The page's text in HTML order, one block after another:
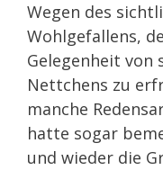
Wegen des
Wohlgefallens,
Gelegenheit von
Nettchens zu
manche
hatte sogar
und wieder die